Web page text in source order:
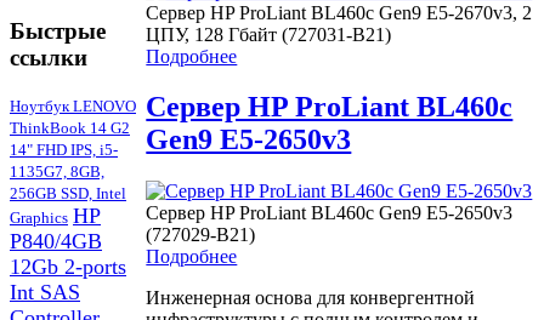
Сервер HP ProLiant BL460c Gen9 E5-2670v3, 2
ЦПУ, 128 Гбайт (727031-B21)
Подробнее
Сервер HP ProLiant BL460c
Gen9 E5-2650v3
Сервер HP ProLiant BL460c Gen9 E5-2650v3
(727029-B21)
Подробнее
Инженерная основа для конвергентной
Быстрые
ссылки
Ноутбук LENOVO
ThinkBook 14 G2
14" FHD IPS, i5-
1135G7, 8GB,
256GB SSD, Intel
Graphics HP
P840/4GB
12Gb 2-ports
Int SAS